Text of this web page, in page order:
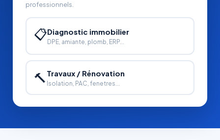
professionnels.
📋Diagnostic immobilier
DPE, amiante, plomb, ERP...
🔨 Travaux / Rénovation
Isolation, PAC, fenetres...